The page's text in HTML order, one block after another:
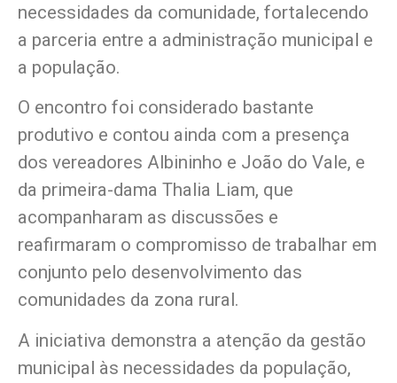
necessidades da comunidade, fortalecendo
a parceria entre a administração municipal e
a população.
O encontro foi considerado bastante
produtivo e contou ainda com a presença
dos vereadores Albininho e João do Vale, e
da primeira-dama Thalia Liam, que
acompanharam as discussões e
reafirmaram o compromisso de trabalhar em
conjunto pelo desenvolvimento das
comunidades da zona rural.
A iniciativa demonstra a atenção da gestão
municipal às necessidades da população,